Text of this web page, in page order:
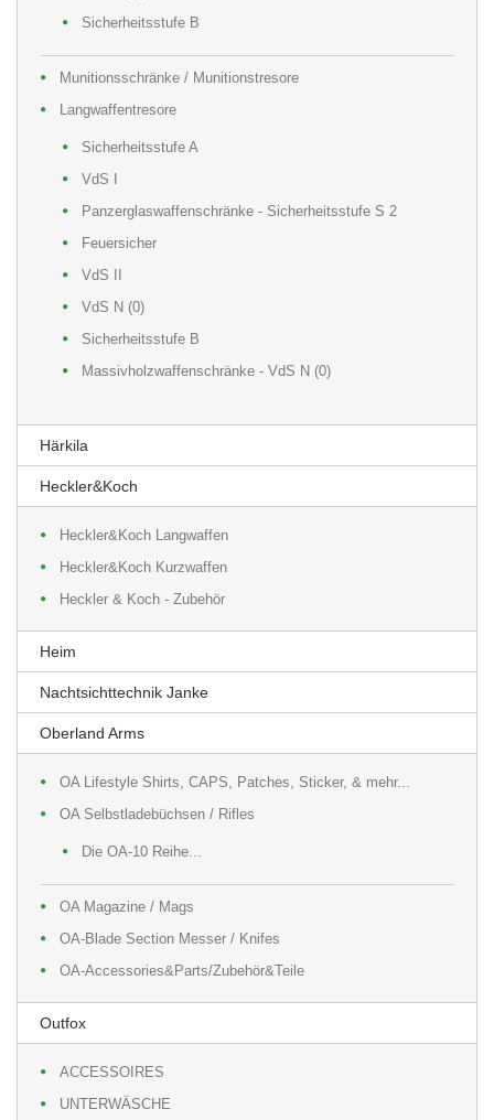
Sicherheitsstufe B
Munitionsschränke / Munitionstresore
Langwaffentresore
Sicherheitsstufe A
VdS I
Panzerglaswaffenschränke - Sicherheitsstufe S 2
Feuersicher
VdS II
VdS N (0)
Sicherheitsstufe B
Massivholzwaffenschränke - VdS N (0)
Härkila
Heckler&Koch
Heckler&Koch Langwaffen
Heckler&Koch Kurzwaffen
Heckler & Koch - Zubehör
Heim
Nachtsichttechnik Janke
Oberland Arms
OA Lifestyle Shirts, CAPS, Patches, Sticker, & mehr...
OA Selbstladebüchsen / Rifles
Die OA-10 Reihe...
OA Magazine / Mags
OA-Blade Section Messer / Knifes
OA-Accessories&Parts/Zubehör&Teile
Outfox
ACCESSOIRES
UNTERWÄSCHE